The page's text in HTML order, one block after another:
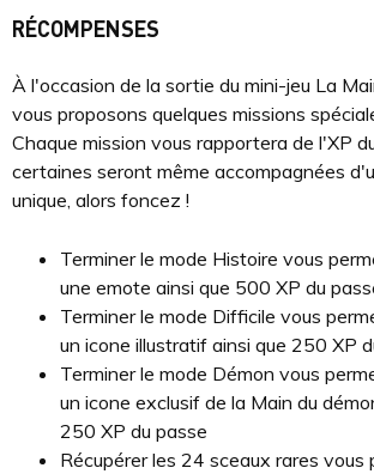
RÉCOMPENSES
À l'occasion de la sortie du mini-jeu La
vous proposons quelques missions
Chaque mission vous rapportera de l'XP
certaines seront même accompagnées
unique, alors foncez !
Terminer le mode Histoire vous
une emote ainsi que 500 XP du
Terminer le mode Difficile vous
un icone illustratif ainsi que 250 XP
Terminer le mode Démon vous
un icone exclusif de la Main du
250 XP du passe
Récupérer les 24 sceaux rares vous